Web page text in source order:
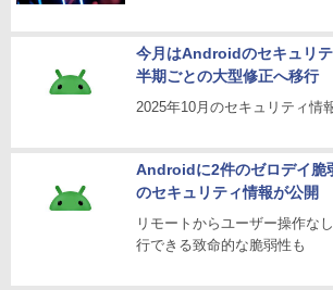
今月はAndroidのセキュリ
半期ごとの大型修正へ移行
2025年10月のセキュリティ情
Androidに2件のゼロデイ脆
のセキュリティ情報が公開
リモートからユーザー操作な
行できる致命的な脆弱性も